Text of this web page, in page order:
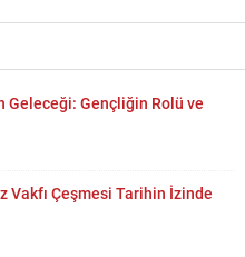
Geleceği: Gençliğin Rolü ve
Vakfı Çeşmesi Tarihin İzinde